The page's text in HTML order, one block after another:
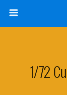
1/72